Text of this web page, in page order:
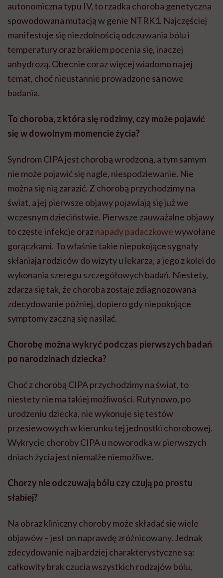
autonomiczna typu IV, to rzadka choroba genetyczna
spowodowana mutacją w genie NTRK1. Najczęściej
manifestuje się niezdolnością odczuwania bólu i
temperatury oraz brakiem pocenia się, inaczej
anhydrozą. Obecnie coraz więcej wiadomo na jej
temat, choć nieustannie prowadzone są nowe
badania.
To choroba, z która się rodzimy, czy może pojawić
się w dowolnym momencie życia?
Syndrom CIPA jest chorobą wrodzoną, a tym samym
nie może pojawić się nagle, niespodziewanie. Nie
można się nią zarazić. Z chorobą przychodzimy na
świat, a jej pierwsze objawy pojawiają się już we
wczesnym dzieciństwie. Pierwsze zauważalne objawy
to częste infekcje oraznapady padaczkowewywołane
gorączkami. To właśnie takie niepokojące sygnały
skłaniają rodziców do wizyty u lekarza, a jego z kolei do
wykonania szeregu szczegółowych badań. Niestety,
zdarza się tak, że choroba zostaje zdiagnozowana
zdecydowanie później, dopiero gdy niepokojące
symptomy zaczną się nasilać.
Chorobę można wykryć podczas pierwszych badań
po narodzinach dziecka?
Choć z chorobą CIPA przychodzimy na świat, to
niestety nie ma takiej możliwości. Rutynowo, po
urodzeniu dziecka, nie wykonuje się testów
przesiewowych w kierunku tej jednostki chorobowej.
Wykrycie choroby CIPA u noworodka w pierwszych
dniach życia jest niemalże niemożliwe.
Chorzy nie odczuwają bólu czy czują po prostu
słabiej?
Na obraz kliniczny choroby może składać się wiele
objawów – jest on naprawdę zróżnicowany. Jednak
zdecydowanie najbardziej charakterystyczne są:
całkowity brak czucia wszystkich rodzajów bólu,